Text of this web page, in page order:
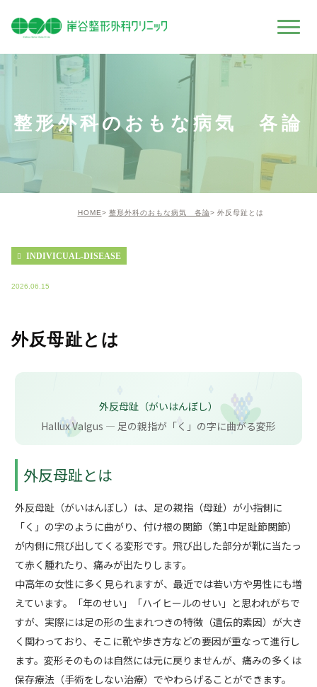
整形外科のおもな病気 各論
HOME 整形外科のおもな病気 各論 外反母趾とは
INDIVICUAL-DISEASE
2026.06.15
外反母趾とは
外反母趾（がいはんぼし）
Hallux Valgus ― 足の親指が「く」の字に曲がる変形
外反母趾とは
外反母趾（がいはんぼし）は、足の親指（母趾）が小指側に
「く」の字のように曲がり、付け根の関節（第1中足趾節関節）
が内側に飛び出してくる変形です。飛び出した部分が靴に当たっ
て赤く腫れたり、痛みが出たりします。
中高年の女性に多く見られますが、最近では若い方や男性にも増
えています。「年のせい」「ハイヒールのせい」と思われがちで
すが、実際には足の形の生まれつきの特徴（遺伝的素因）が大き
く関わっており、そこに靴や歩き方などの要因が重なって進行し
ます。変形そのものは自然には元に戻りませんが、痛みの多くは
保存療法（手術をしない治療）でやわらげることができます。